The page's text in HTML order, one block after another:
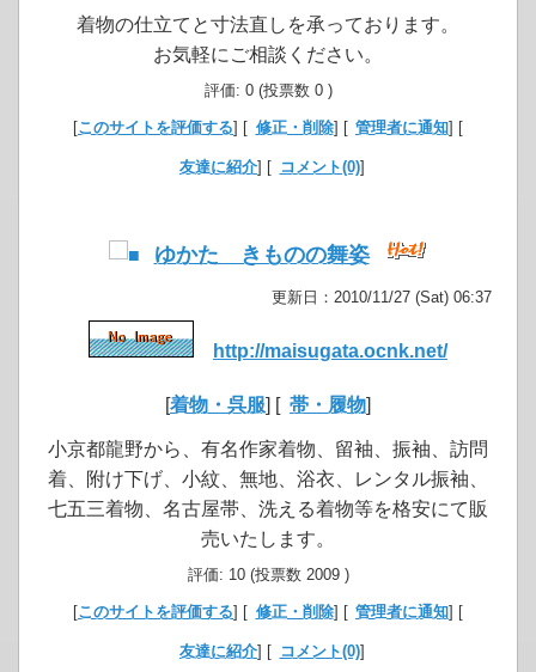
着物の仕立てと寸法直しを承っております。
お気軽にご相談ください。
評価: 0 (投票数 0 )
[このサイトを評価する] [ 修正・削除] [ 管理者に通知] [
友達に紹介] [ コメント(0)]
ゆかた きものの舞姿
更新日：2010/11/27 (Sat) 06:37
http://maisugata.ocnk.net/
[着物・呉服] [ 帯・履物]
小京都龍野から、有名作家着物、留袖、振袖、訪問
着、附け下げ、小紋、無地、浴衣、レンタル振袖、
七五三着物、名古屋帯、洗える着物等を格安にて販
売いたします。
評価: 10 (投票数 2009 )
[このサイトを評価する] [ 修正・削除] [ 管理者に通知] [
友達に紹介] [ コメント(0)]